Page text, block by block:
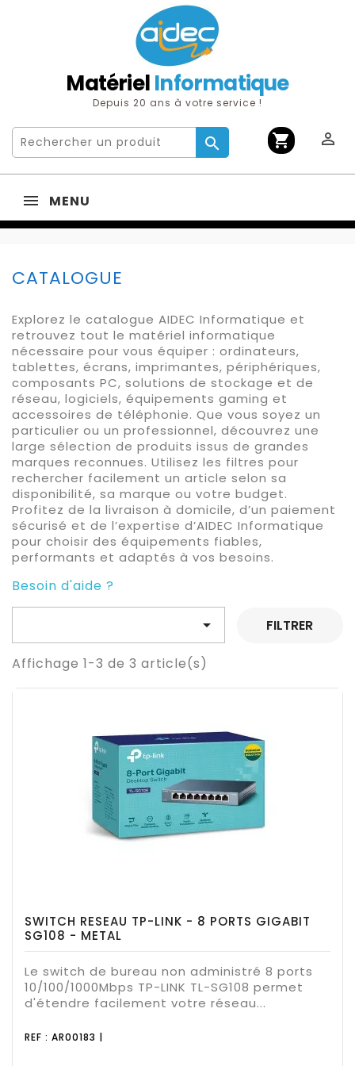
MatérielInformatique
Depuis 20 ans à votre service !
 shopping_cart 
MENU
CATALOGUE
Explorez le catalogue AIDEC Informatique et
retrouvez tout le matériel informatique
nécessaire pour vous équiper : ordinateurs,
tablettes, écrans, imprimantes, périphériques,
composants PC, solutions de stockage et de
réseau, logiciels, équipements gaming et
accessoires de téléphonie. Que vous soyez un
particulier ou un professionnel, découvrez une
large sélection de produits issus de grandes
marques reconnues. Utilisez les filtres pour
rechercher facilement un article selon sa
disponibilité, sa marque ou votre budget.
Profitez de la livraison à domicile, d’un paiement
sécurisé et de l’expertise d’AIDEC Informatique
pour choisir des équipements fiables,
performants et adaptés à vos besoins.
Besoin d'aide ?
 FILTRER
Affichage 1-3 de 3 article(s)
SWITCH RESEAU TP-LINK - 8 PORTS GIGABIT
SG108 - METAL
Le switch de bureau non administré 8 ports
10/100/1000Mbps TP-LINK TL-SG108 permet
d'étendre facilement votre réseau...
REF : AR00183 |